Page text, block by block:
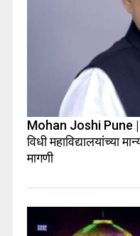
Mohan Joshi Pune |
विधी महाविद्यालयांच्या
मागणी